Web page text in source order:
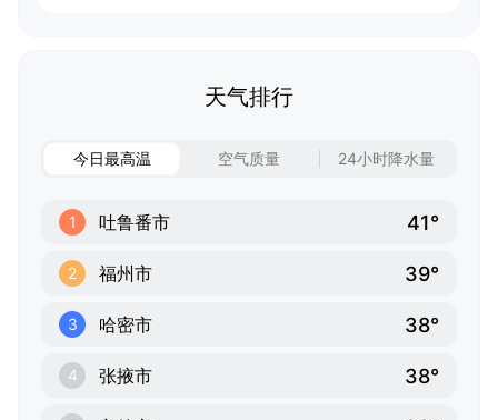
天气排行
今日最高温 空气质量 24小时降水量
1 吐鲁番市 41°
2 福州市 39°
3 哈密市 38°
4 张掖市 38°